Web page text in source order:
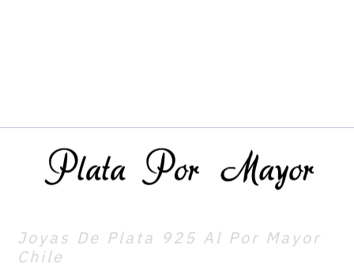
Joyas De Plata 925 Al Por Mayor
Chile